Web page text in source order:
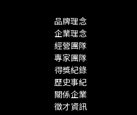
品牌理念
企業理念
經營團隊
專家團隊
得獎紀錄
歷史事紀
關係企業
徵才資訊